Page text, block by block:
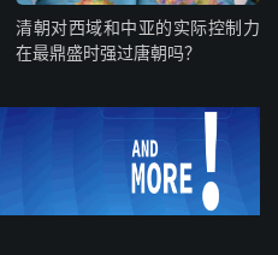
清朝对西域和中亚的实际控制力
在最鼎盛时强过唐朝吗？